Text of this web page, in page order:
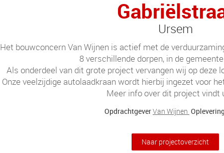
Ursem
Het bouwconcern Van Wijnen is actief met de
8 verschillende dorpen, in de
Als onderdeel van dit grote project vervangen wij op deze
Onze veelzijdige autolaadkraan wordt hierbij ingezet voor
Meer info over dit project vindt
OpdrachtgeverVan Wijnen Oplevering
Naar projectoverzicht